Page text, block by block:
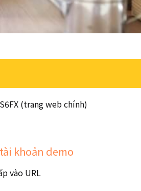
(trang web chính)
khoản demo
vào URL